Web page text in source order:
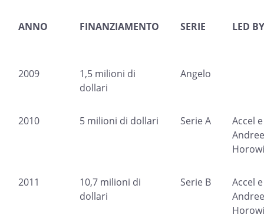
ANNO FINANZIAMENTO SERIE LED
2009
1,5 milioni di
dollari
Angelo
2010 5 milioni di dollari Serie A
Accel e
2011
10,7 milioni di
dollari
Serie B
Accel e